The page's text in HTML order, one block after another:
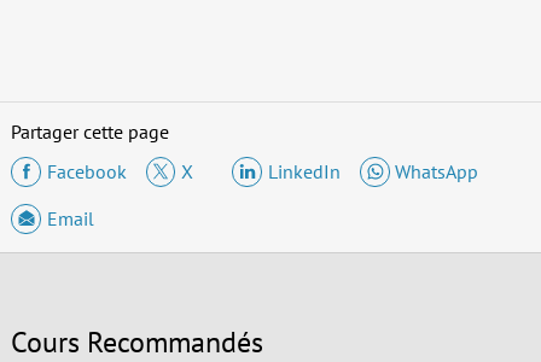
Partager cette page
Facebook
X LinkedIn
WhatsApp
Email
Cours Recommandés